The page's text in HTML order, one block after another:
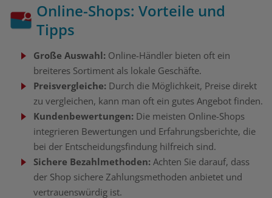
Online-Shops: Vorteile und
Tipps
Große Auswahl: Online-Händler bieten oft ein
breiteres Sortiment als lokale Geschäfte.
Preisvergleiche: Durch die Möglichkeit, Preise direkt
zu vergleichen, kann man oft ein gutes Angebot finden.
Kundenbewertungen: Die meisten Online-Shops
integrieren Bewertungen und Erfahrungsberichte, die
bei der Entscheidungsfindung hilfreich sind.
Sichere Bezahlmethoden: Achten Sie darauf, dass
der Shop sichere Zahlungsmethoden anbietet und
vertrauenswürdig ist.